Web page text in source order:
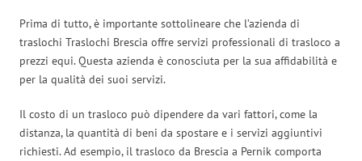
Prima di tutto, è importante sottolineare che l’azienda di
traslochi Traslochi Brescia offre servizi professionali di trasloco a
prezzi equi. Questa azienda è conosciuta per la sua affidabilità e
per la qualità dei suoi servizi.
Il costo di un trasloco può dipendere da vari fattori, come la
distanza, la quantità di beni da spostare e i servizi aggiuntivi
richiesti. Ad esempio, il trasloco da Brescia a Pernik comporta